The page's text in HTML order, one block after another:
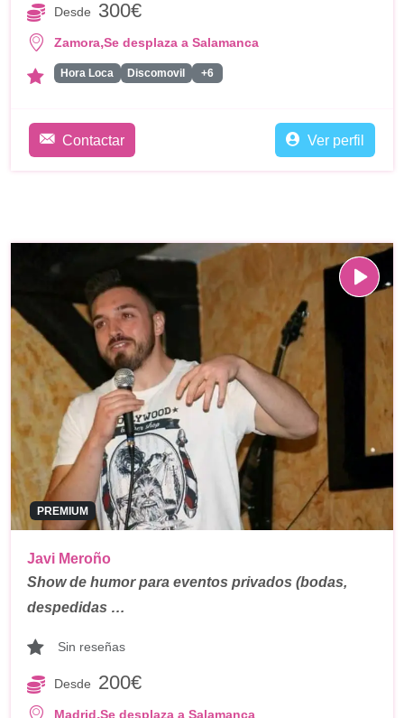
Desde 300€
Zamora,Se desplaza a Salamanca
Hora Loca Discomovil +6
Contactar Ver perfil
PREMIUM
Javi Meroño
Show de humor para eventos privados (bodas,
despedidas …
Sin reseñas
Desde 200€
Madrid,Se desplaza a Salamanca